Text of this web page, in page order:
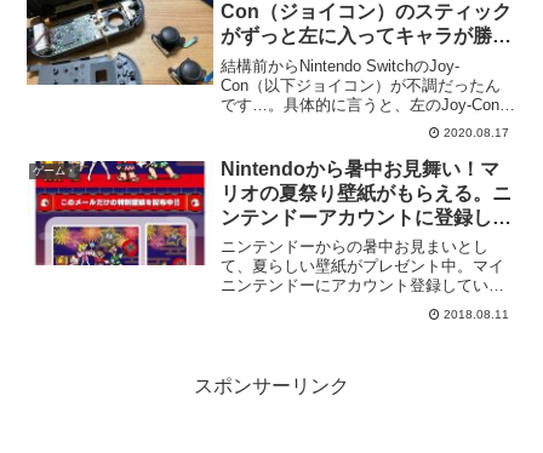
Con（ジョイコン）のスティック
がずっと左に入ってキャラが勝手
に動くので、どうするか悩んだあ
げく自分で修理したら直ったけど
微妙だった話。
結構前からNintendo SwitchのJoy-
Con（以下ジョイコン）が不調だったん
です…。具体的に言うと、左のJoy-Conの
スティックが調子悪くて、なにも触って
ないのに左に入ってしまうようで…キャ
ラが勝手に左に動いていくという症
状。...
2020.08.17
ゲーム・
Nintendoから暑中お見舞い！マ
リオの夏祭り壁紙がもらえる。ニ
ンテンドーアカウントに登録して
いる人限定。
ニンテンドーからの暑中お見まいとし
て、夏らしい壁紙がプレゼント中。マイ
ニンテンドーにアカウント登録している
人でお知らせメールを受信するに設定し
ている人には、下のメールが登録したメ
2018.08.11
スポンサーリンク